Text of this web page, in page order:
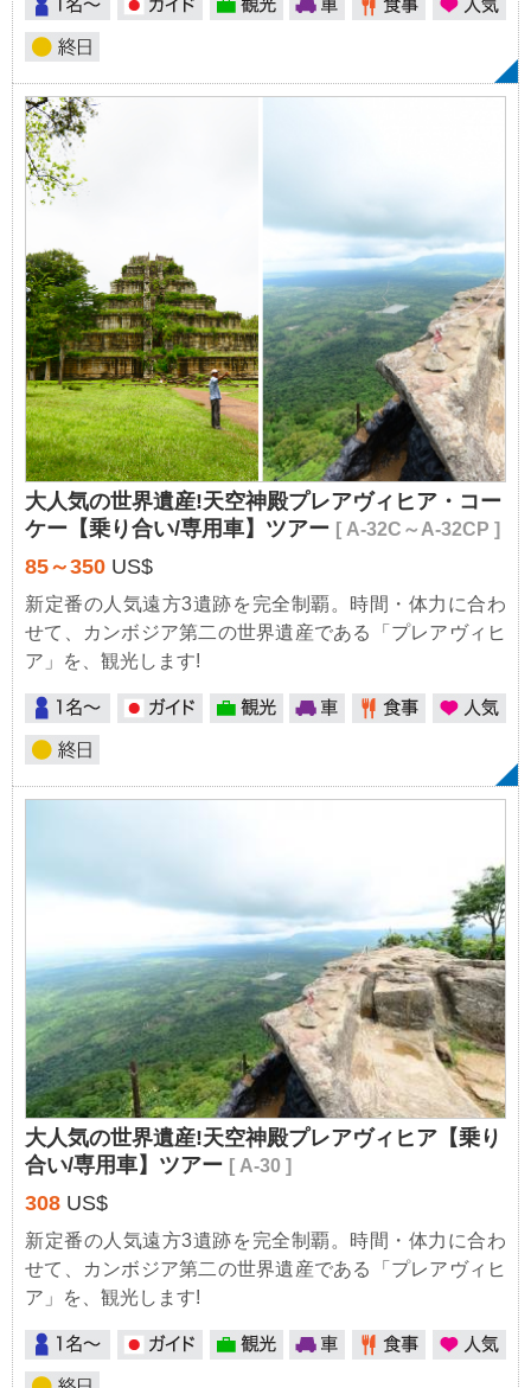
大人気の世界遺産!天空神殿プレアヴィヒア・コー
ケー【乗り合い/専用車】ツアー [ A-32C～A-32CP ]
85～350 US$
新定番の人気遠方3遺跡を完全制覇。時間・体力に合わ
せて、カンボジア第二の世界遺産である「プレアヴィヒ
ア」を、観光します!
大人気の世界遺産!天空神殿プレアヴィヒア【乗り
合い/専用車】ツアー [ A-30 ]
308 US$
新定番の人気遠方3遺跡を完全制覇。時間・体力に合わ
せて、カンボジア第二の世界遺産である「プレアヴィヒ
ア」を、観光します!